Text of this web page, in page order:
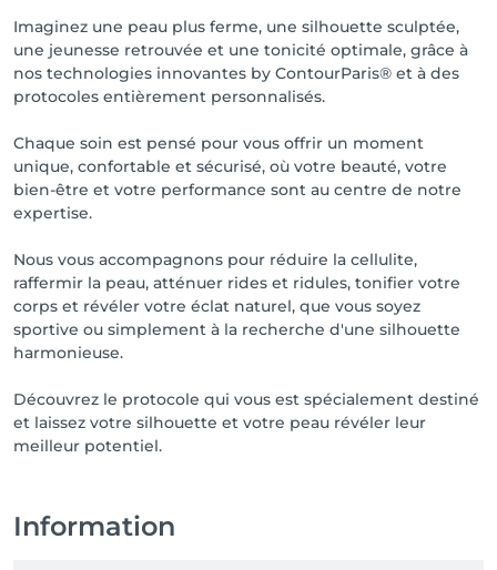
Imaginez une peau plus ferme, une silhouette sculptée,
une jeunesse retrouvée et une tonicité optimale, grâce à
nos technologies innovantes by ContourParis® et à des
protocoles entièrement personnalisés.
Chaque soin est pensé pour vous offrir un moment
unique, confortable et sécurisé, où votre beauté, votre
bien-être et votre performance sont au centre de notre
expertise.
Nous vous accompagnons pour réduire la cellulite,
raffermir la peau, atténuer rides et ridules, tonifier votre
corps et révéler votre éclat naturel, que vous soyez
sportive ou simplement à la recherche d'une silhouette
harmonieuse.
Découvrez le protocole qui vous est spécialement destiné
et laissez votre silhouette et votre peau révéler leur
meilleur potentiel.
Information